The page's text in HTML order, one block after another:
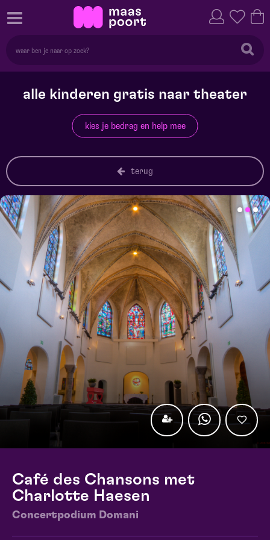
alle kinderen gratis naar theater
kies je bedrag en help mee
terug
Café des Chansons met
Charlotte Haesen
Concertpodium Domani